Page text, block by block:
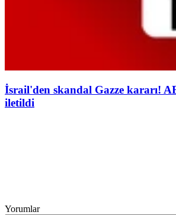
İsrail'den skandal Gazze kararı!
iletildi
Yorumlar